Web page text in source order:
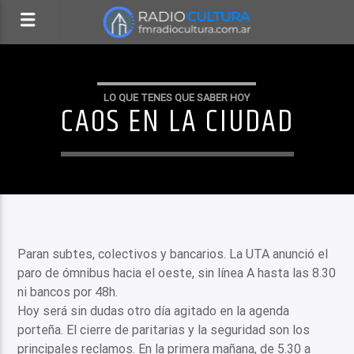
LO QUE TENES QUE SABER HOY
CAOS EN LA CIUDAD
Paran subtes, colectivos y bancarios. La UTA anunció el
paro de ómnibus hacia el oeste, sin línea A hasta las 8.30
ni bancos por 48h.
Hoy será sin dudas otro día agitado en la agenda
porteña. El cierre de paritarias y la seguridad son los
principales reclamos. En la primera mañana, de 5.30 a